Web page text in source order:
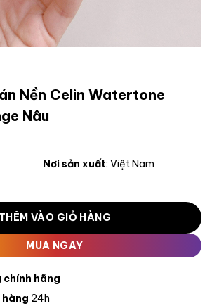
Nền Celin Watertone
Nâu
Nơi sản xuất: Việt Nam
THÊM VÀO GIỎ HÀNG
MUA NGAY
chính hãng
hàng 24h